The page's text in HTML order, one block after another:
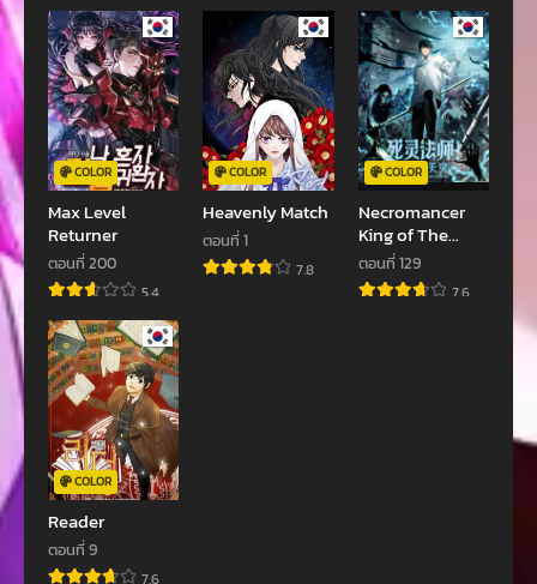
ตอนที่ 46
เมษายน 13, 2023
ตอนที่ 45
เมษายน 13, 2023
ตอนที่ 44
เมษายน 13, 2023
ตอนที่ 43
เมษายน 13, 2023
ตอนที่ 42
เมษายน 13, 2023
ตอนที่ 41
เมษายน 13, 2023
ตอนที่ 40
เมษายน 13, 2023 เมษายน 13, 2023
ตอนที่ 38
เมษายน 13, 2023
ตอนที่ 36
เมษายน 13, 2023
ตอนที่ 34
เมษายน 13, 2023
ตอนที่ 32
เมษายน 13, 2023
COLOR
Max Level
Returner
ตอนที่ 200
5.4
COLOR
Heavenly Match
ตอนที่ 1
7.8
COLOR
Necromancer
King of The
Scourge
ตอนที่ 129
7.6
COLOR
Reader
ตอนที่ 9
7.6